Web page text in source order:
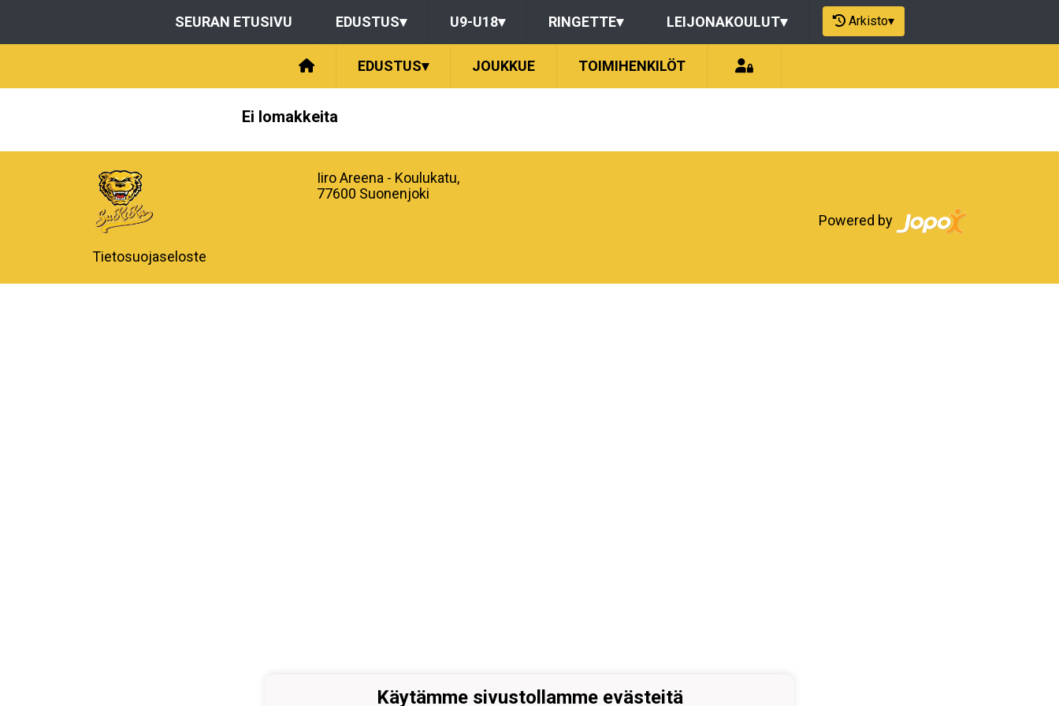
SEURAN ETUSIVU EDUSTUS▾ U9-U18▾ RINGETTE▾ LEIJONAKOULUT▾ Arkisto▾
EDUSTUS▾ JOUKKUE TOIMIHENKILÖT
Ei lomakkeita
Tietosuojaseloste
Iiro Areena - Koulukatu,
77600 Suonenjoki
Powered by
Käytämme sivustollamme evästeitä